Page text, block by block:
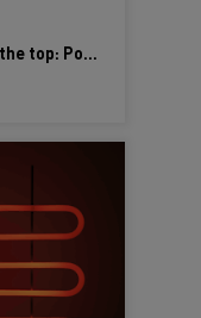
Universal Load Banks’ rise to the top: Powered by Kanthal alloys